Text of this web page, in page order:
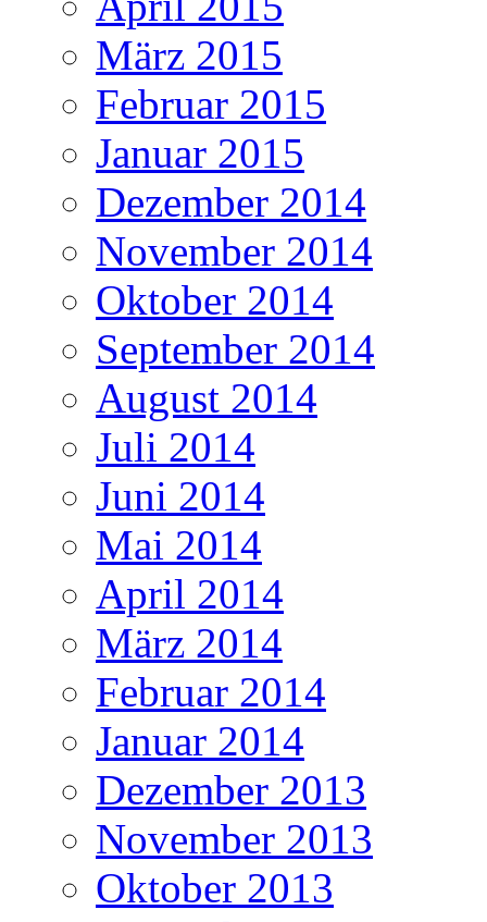
März 2015
Februar 2015
Januar 2015
Dezember 2014
November 2014
Oktober 2014
September 2014
August 2014
Juli 2014
Juni 2014
Mai 2014
April 2014
März 2014
Februar 2014
Januar 2014
Dezember 2013
November 2013
Oktober 2013